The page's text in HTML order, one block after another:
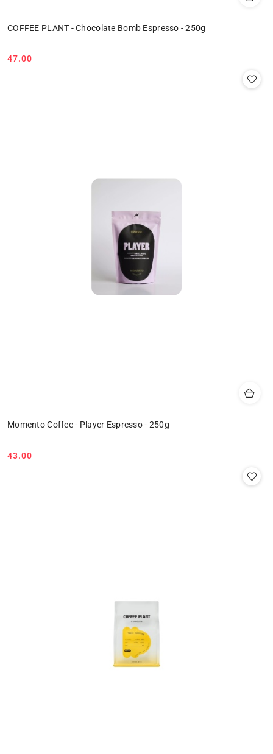
COFFEE PLANT - Chocolate Bomb Espresso - 250g
Cena:
47.00
Momento Coffee - Player Espresso - 250g
Cena:
43.00